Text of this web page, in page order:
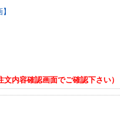
内容確認画面でご確認下さい）